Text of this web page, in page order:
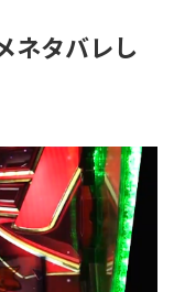
ネタバレし